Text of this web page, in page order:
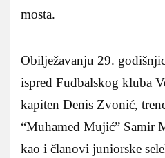
mosta.
Obilježavanju 29.
ispred Fudbalskog kluba
kapiten Denis Zvonić,
“Muhamed Mujić” Samir
kao i članovi juniorske